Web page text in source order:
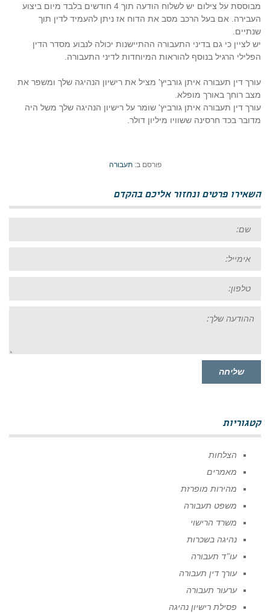
מבוססת על צילום יש לשלוח הודעה תוך 4 חודשים בלבד מיום ביצוע
העבירה. אם בעל הרכב מסב את הדוח אז ניתן להעמיד לדין תוך
שנתיים.
יש לציין כי גם בדיני התעבורה ההתיישנות יכולה לנבוע מסדר הדין
הפלילי הרגיל בנוסף להוראות המיוחדות לדיני התעבורה.
עורך דין תעבורה איתן גורביץ' מציל את רישיון הנהיגה שלך ומשפר את
מצב רוחך באורך מופלא.
עורך דין תעבורה איתן גורביץ' שומר על רישיון הנהיגה שלך משל היה
מדובר בכד חרסינה ששוויו מיליון דולר.
פורסם ב:תעבורה
השאירו פרטים ונחזור אליכם בהקדם
שלך:
שליחה
קטגוריות
הצלחות
מאמרים
מהירות מופרזת
משפט תעבורה
משרד הרישוי
נהיגה בשכרות
עו"ד תעבורה
עורך דין תעבורה
ערעור תעבורה
פסילת רישיון נהיגה